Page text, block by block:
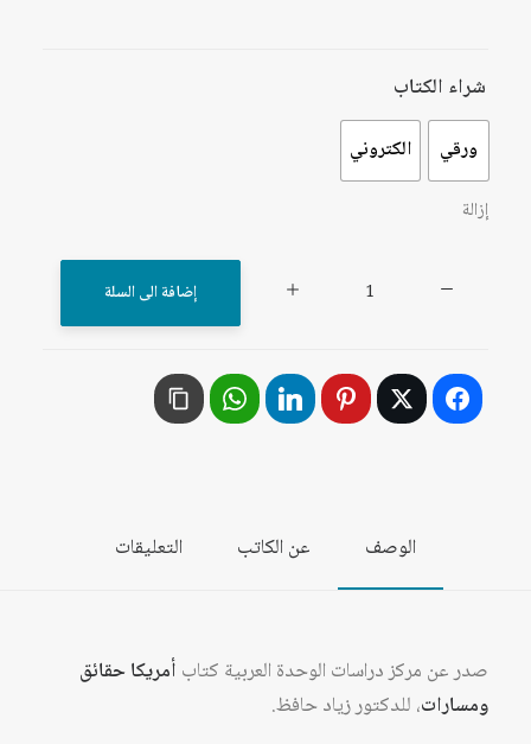
شراء الكتاب
ورقي الكتروني
إزالة
ومسارات
إضافة الى السلة
الوصف عن الكاتب التعليقات
صدر عن مركز دراسات الوحدة العربية كتاب أمريكا حقائق
ومسارات، للدكتور زياد حافظ.